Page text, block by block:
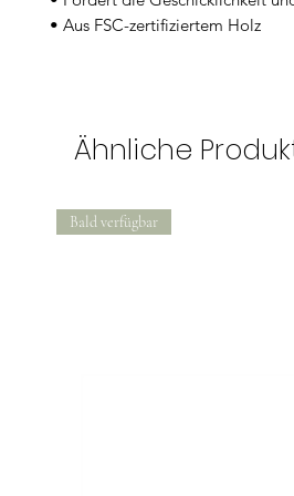
Ähnliche
Bald verfügbar
• Aus FSC-zertifiziertem Holz